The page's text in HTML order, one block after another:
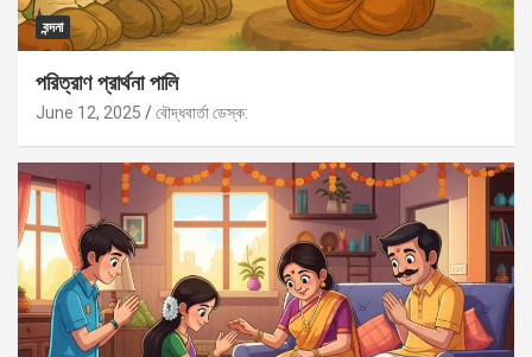
বন্দনা
পরিত্রাণ প্রার্থনা পালি
June 12, 2025 বৌদ্ধবার্তা ডেস্ক: